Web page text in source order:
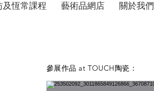
及恆常課程 藝術品網店 關於我們
參展作品 at TOUCH陶瓷：